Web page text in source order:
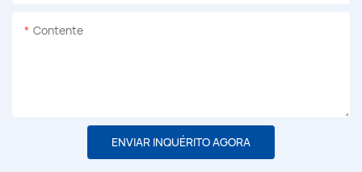
Contente
ENVIAR INQUÉRITO AGORA